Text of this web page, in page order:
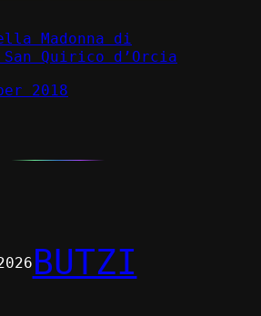
Madonna di
Quirico d’Orcia
2018
BUTZI